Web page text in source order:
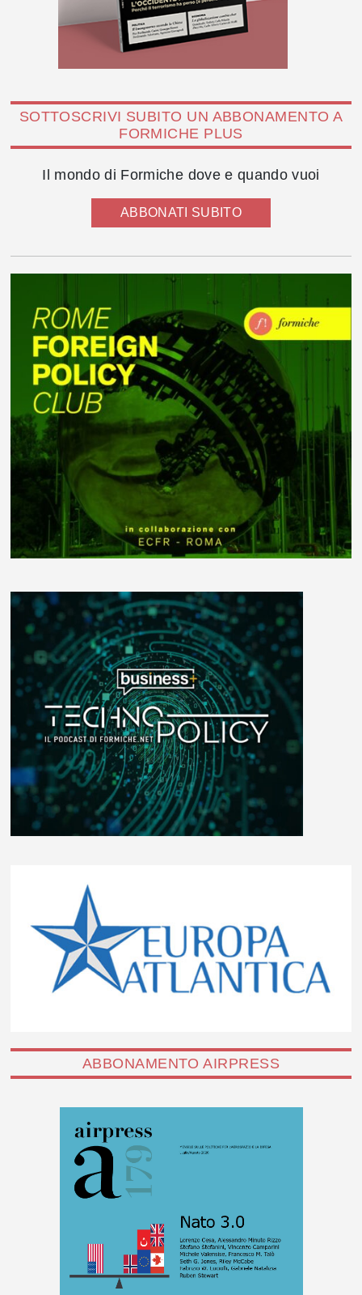
SOTTOSCRIVI SUBITO UN ABBONAMENTO A
FORMICHE PLUS
Il mondo di Formiche dove e quando vuoi
ABBONATI SUBITO
ABBONAMENTO AIRPRESS